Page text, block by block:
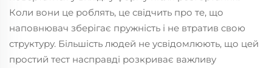
Коли вони це роблять, це свідчить про те, що
наповнювач зберігає пружність і не втратив свою
структуру. Більшість людей не усвідомлюють, що цей
простий тест насправді розкриває важливу